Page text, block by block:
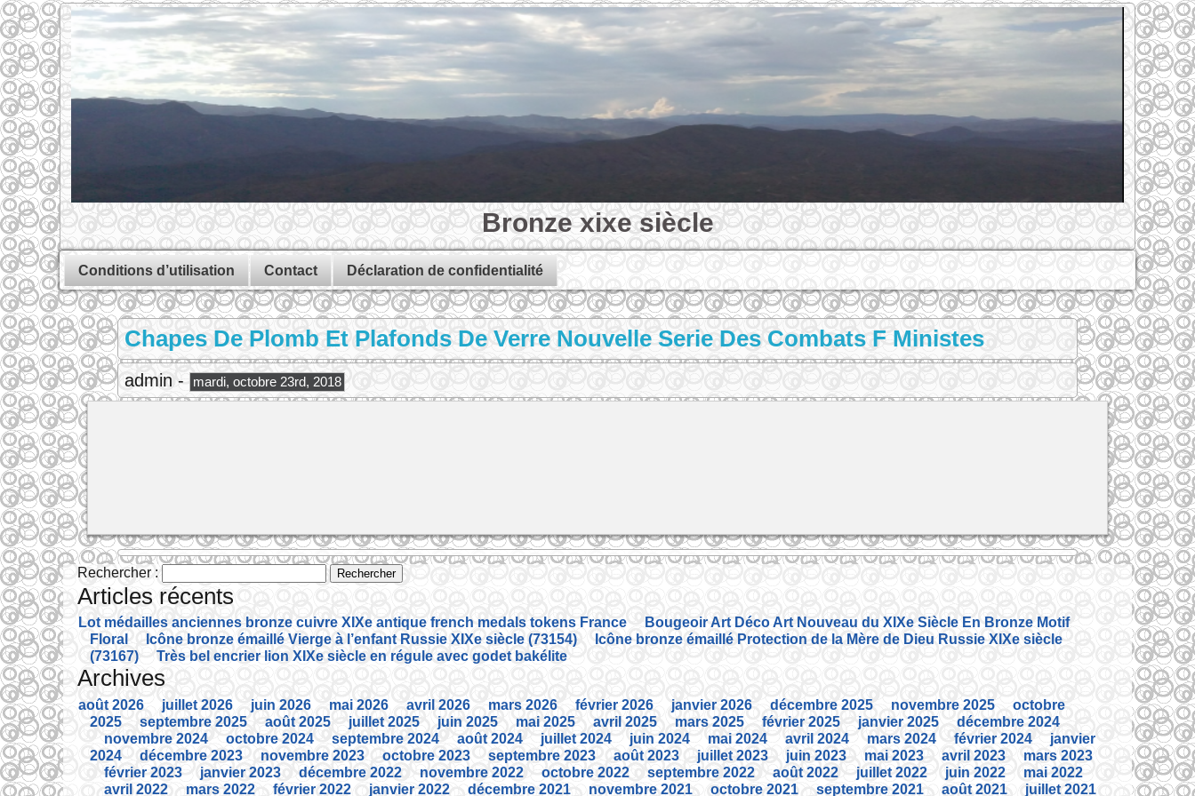
Bronze xixe siècle
Conditions d’utilisation Contact Déclaration de confidentialité
Chapes De Plomb Et Plafonds De Verre Nouvelle Serie Des Combats F Ministes
admin - mardi, octobre 23rd, 2018
Rechercher :
Articles récents
Lot médailles anciennes bronze cuivre XIXe antique french medals tokens France
Bougeoir Art Déco Art Nouveau du XIXe Siècle En Bronze Motif
Floral
Icône bronze émaillé Vierge à l’enfant Russie XIXe siècle (73154)
Icône bronze émaillé Protection de la Mère de Dieu Russie XIXe siècle
(73167)
Très bel encrier lion XIXe siècle en régule avec godet bakélite
Archives
août 2026 juillet 2026 juin 2026 mai 2026 avril 2026 mars 2026 février 2026 janvier 2026 décembre 2025 novembre 2025
octobre
2025
septembre 2025 août 2025 juillet 2025 juin 2025 mai 2025 avril 2025 mars 2025 février 2025 janvier 2025
décembre 2024
novembre 2024
octobre 2024 septembre 2024 août 2024 juillet 2024 juin 2024 mai 2024 avril 2024 mars 2024 février 2024
janvier
2024
décembre 2023 novembre 2023 octobre 2023 septembre 2023 août 2023 juillet 2023 juin 2023 mai 2023 avril 2023
mars 2023
février 2023
janvier 2023 décembre 2022 novembre 2022 octobre 2022 septembre 2022 août 2022 juillet 2022 juin 2022
mai 2022
avril 2022
mars 2022 février 2022 janvier 2022 décembre 2021 novembre 2021 octobre 2021 septembre 2021 août 2021 juillet 2021